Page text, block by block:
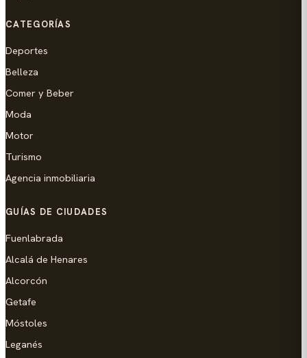
CATEGORÍAS
Deportes
Belleza
Comer y Beber
Moda
Motor
Turismo
Agencia inmobiliaria
GUÍAS DE CIUDADES
Fuenlabrada
Alcalá de Henares
Alcorcón
Getafe
Móstoles
Leganés